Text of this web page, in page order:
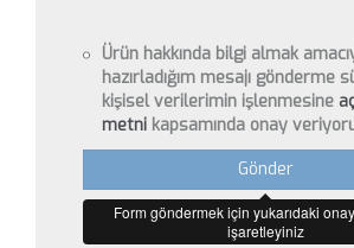
Ürün hakkında bilgi almak
hazırladığım mesajı gönderme
kişisel verilerimin işlenmesine
metnikapsamında onay
Gönder
Form göndermek için yukarıdaki onay
işaretleyiniz